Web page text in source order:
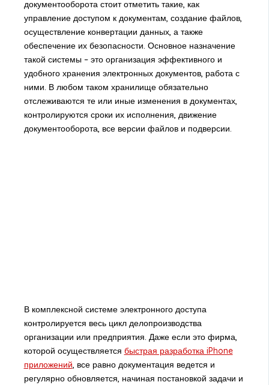
документооборота стоит отметить такие, как
управление доступом к документам, создание файлов,
осуществление конвертации данных, а также
обеспечение их безопасности. Основное назначение
такой системы – это организация эффективного и
удобного хранения электронных документов, работа с
ними. В любом таком хранилище обязательно
отслеживаются те или иные изменения в документах,
контролируются сроки их исполнения, движение
документооборота, все версии файлов и подверсии.
В комплексной системе электронного доступа
контролируется весь цикл делопроизводства
организации или предприятия. Даже если это фирма,
которой осуществляется быстрая разработка iPhone
приложений, все равно документация ведется и
регулярно обновляется, начиная постановкой задачи и